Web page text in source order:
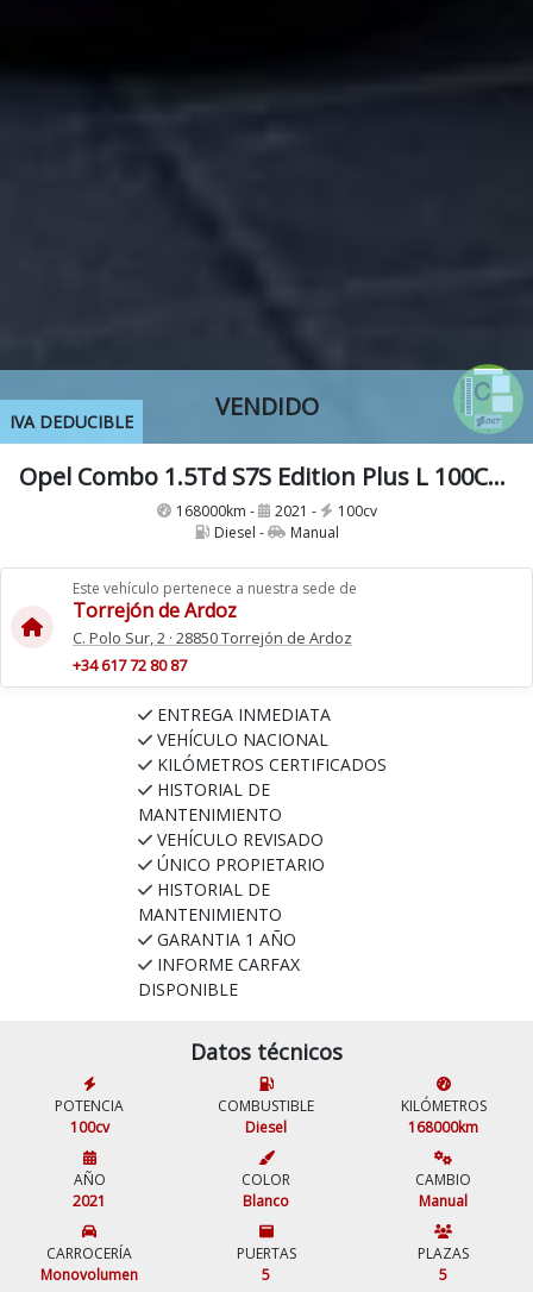
VENDIDO
IVA DEDUCIBLE
Opel Combo 1.5Td S7S Edition Plus L 100Cv IVA y Garantia Inc Etiqueta C Nacional
168000km - 2021 -
100cv
Diesel -
Manual
Este vehículo pertenece a nuestra sede de
Torrejón de Ardoz
C. Polo Sur, 2 · 28850 Torrejón de Ardoz
+34 617 72 80 87
ENTREGA INMEDIATA
VEHÍCULO NACIONAL
KILÓMETROS CERTIFICADOS
HISTORIAL DE
MANTENIMIENTO
VEHÍCULO REVISADO
ÚNICO PROPIETARIO
HISTORIAL DE
MANTENIMIENTO
GARANTIA 1 AÑO
INFORME CARFAX
DISPONIBLE
Datos técnicos
POTENCIA
100cv
COMBUSTIBLE
Diesel
KILÓMETROS
168000km
AÑO
2021
COLOR
Blanco
CAMBIO
Manual
CARROCERÍA
Monovolumen
PUERTAS
5
PLAZAS
5